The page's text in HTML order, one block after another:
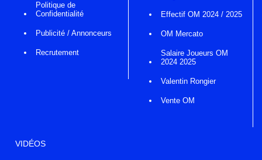
Politique de
Confidentialité
Publicité / Annonceurs
Recrutement
Effectif OM 2024 / 2025
OM Mercato
Salaire Joueurs OM
2024 2025
Valentin Rongier
Vente OM
VIDÉOS